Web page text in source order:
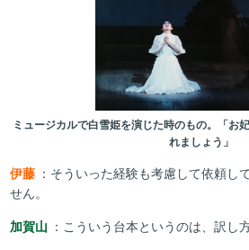
ミュージカルで白雪姫を演じた時のもの。「お
れましょう」
伊藤 ：そういった経験も考慮して依頼し
せん。
加賀山 ：こういう台本というのは、訳し